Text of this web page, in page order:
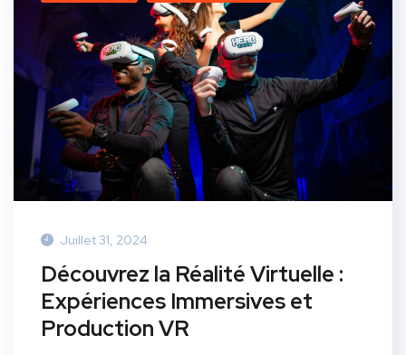
Juillet 31, 2024
Découvrez la Réalité Virtuelle :
Expériences Immersives et
Production VR